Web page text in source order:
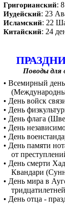
Григорианский:
Иудейский: 23
Исламский: 22
Китайский: 24
Поводы для
• Всемирный
• День войск
• День
• День флага
• День
• День
• День памяти
от
• День смерти
Квандари
• День мира в
• День отца -